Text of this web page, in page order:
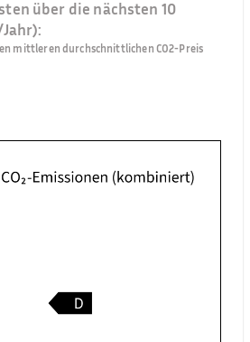
über die nächsten 10
mittleren durchschnittlichen CO2-Preis